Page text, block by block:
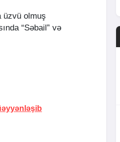
üzvü olmuş
“Səbail” və